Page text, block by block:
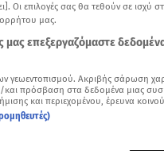
άρθρα μας στα
4
Οι επιλογές σας θα τεθούν σε ισχύ
μας.
μας επεξεργαζόμαστε
γεωεντοπισμού. Ακριβής σάρωση
πρόσβαση στα δεδομένα μιας
και περιεχομένου, έρευνα